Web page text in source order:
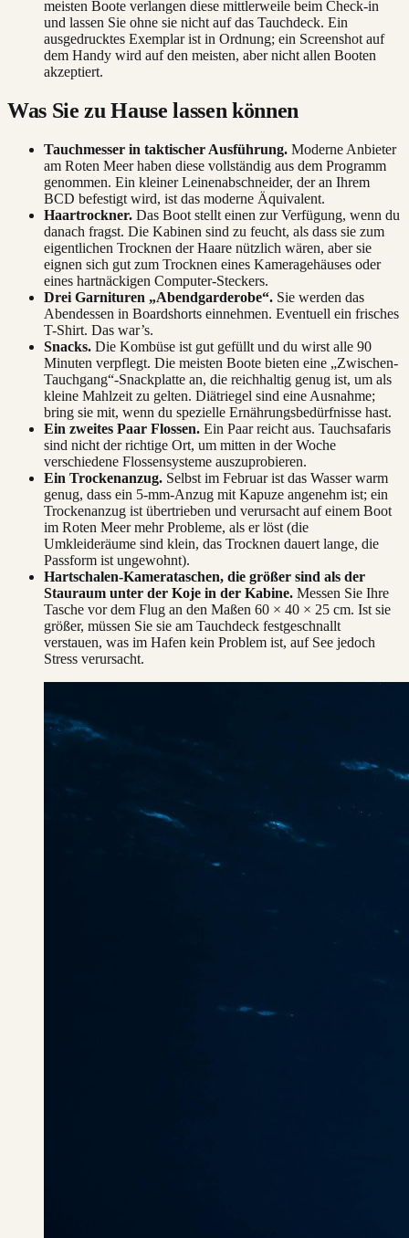
meisten Boote verlangen diese mittlerweile beim Check-in
und lassen Sie ohne sie nicht auf das Tauchdeck. Ein
ausgedrucktes Exemplar ist in Ordnung; ein Screenshot auf
dem Handy wird auf den meisten, aber nicht allen Booten
akzeptiert.
Was Sie zu Hause lassen können
Tauchmesser in taktischer Ausführung. Moderne Anbieter
am Roten Meer haben diese vollständig aus dem Programm
genommen. Ein kleiner Leinenabschneider, der an Ihrem
BCD befestigt wird, ist das moderne Äquivalent.
Haartrockner. Das Boot stellt einen zur Verfügung, wenn du
danach fragst. Die Kabinen sind zu feucht, als dass sie zum
eigentlichen Trocknen der Haare nützlich wären, aber sie
eignen sich gut zum Trocknen eines Kameragehäuses oder
eines hartnäckigen Computer-Steckers.
Drei Garnituren „Abendgarderobe“. Sie werden das
Abendessen in Boardshorts einnehmen. Eventuell ein frisches
T-Shirt. Das war’s.
Snacks. Die Kombüse ist gut gefüllt und du wirst alle 90
Minuten verpflegt. Die meisten Boote bieten eine „Zwischen-
Tauchgang“-Snackplatte an, die reichhaltig genug ist, um als
kleine Mahlzeit zu gelten. Diätriegel sind eine Ausnahme;
bring sie mit, wenn du spezielle Ernährungsbedürfnisse hast.
Ein zweites Paar Flossen. Ein Paar reicht aus. Tauchsafaris
sind nicht der richtige Ort, um mitten in der Woche
verschiedene Flossensysteme auszuprobieren.
Ein Trockenanzug. Selbst im Februar ist das Wasser warm
genug, dass ein 5-mm-Anzug mit Kapuze angenehm ist; ein
Trockenanzug ist übertrieben und verursacht auf einem Boot
im Roten Meer mehr Probleme, als er löst (die
Umkleideräume sind klein, das Trocknen dauert lange, die
Passform ist ungewohnt).
Hartschalen-Kamerataschen, die größer sind als der
Stauraum unter der Koje in der Kabine. Messen Sie Ihre
Tasche vor dem Flug an den Maßen 60 × 40 × 25 cm. Ist sie
größer, müssen Sie sie am Tauchdeck festgeschnallt
verstauen, was im Hafen kein Problem ist, auf See jedoch
Stress verursacht.